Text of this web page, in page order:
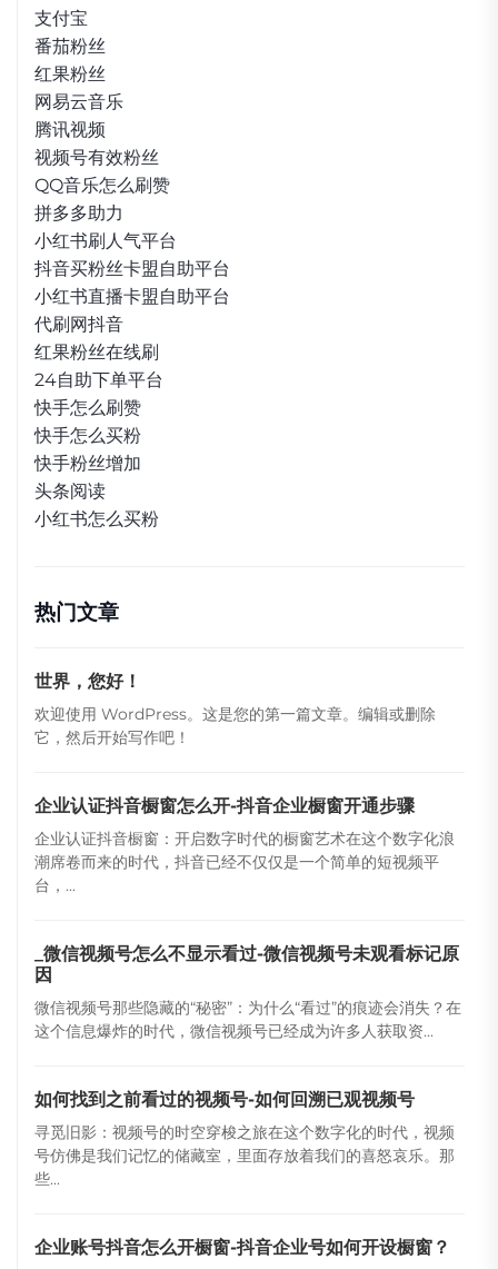
支付宝
番茄粉丝
红果粉丝
网易云音乐
腾讯视频
视频号有效粉丝
QQ音乐怎么刷赞
拼多多助力
小红书刷人气平台
抖音买粉丝卡盟自助平台
小红书直播卡盟自助平台
代刷网抖音
红果粉丝在线刷
24自助下单平台
快手怎么刷赞
快手怎么买粉
快手粉丝增加
头条阅读
小红书怎么买粉
热门文章
世界，您好！
欢迎使用 WordPress。这是您的第一篇文章。编辑或删除
它，然后开始写作吧！
企业认证抖音橱窗怎么开-抖音企业橱窗开通步骤
企业认证抖音橱窗：开启数字时代的橱窗艺术在这个数字化浪
潮席卷而来的时代，抖音已经不仅仅是一个简单的短视频平
台，...
_微信视频号怎么不显示看过-微信视频号未观看标记原
因
微信视频号那些隐藏的“秘密”：为什么“看过”的痕迹会消失？在
这个信息爆炸的时代，微信视频号已经成为许多人获取资...
如何找到之前看过的视频号-如何回溯已观视频号
寻觅旧影：视频号的时空穿梭之旅在这个数字化的时代，视频
号仿佛是我们记忆的储藏室，里面存放着我们的喜怒哀乐。那
些...
企业账号抖音怎么开橱窗-抖音企业号如何开设橱窗？